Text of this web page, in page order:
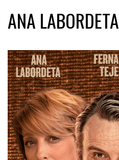
ANA LABORDETA